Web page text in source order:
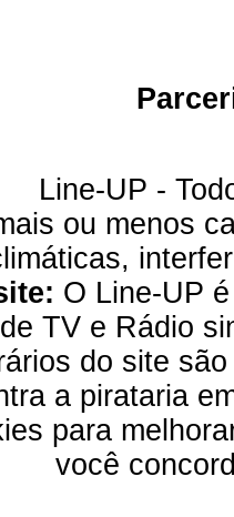
Line-UP -
ou menos
O Line-UP
TV e Rádio
do site
a pirataria
para
você